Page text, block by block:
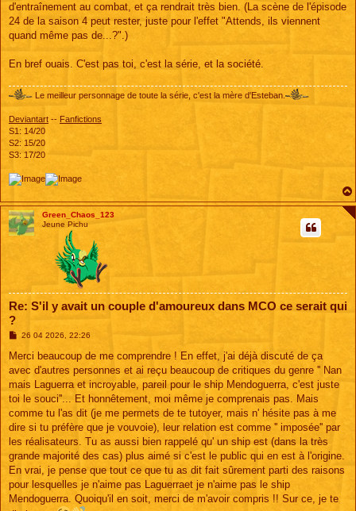
d'entraînement au combat, et ça rendrait très bien. (La scène de l'épisode
24 de la saison 4 peut rester, juste pour l'effet "Attends, ils viennent
quand même pas de...?".)
En bref ouais. C'est pas toi, c'est la série, et la société.
Le meilleur personnage de toute la série, c'est la mère d'Esteban.
Deviantart -- Fanfictions
S1: 14/20
S2: 15/20
S3: 17/20
Green_Chaos_123
Jeune Pichu
Re: S'il y avait un couple d'amoureux dans MCO ce serait qui
?
M
s
a
g
26 04 2026, 22:26
Merci beaucoup de me comprendre ! En effet, j'ai déjà discuté de ça
avec d'autres personnes et ai reçu beaucoup de critiques du genre '' Nan
mais Laguerra et incroyable, pareil pour le ship Mendoguerra, c'est juste
toi le souci''... Et honnêtement, moi même je comprenais pas. Mais
comme tu l'as dit (je me permets de te tutoyer, mais n' hésite pas à me
dire si tu préfère que je vouvoie), leur relation est comme '' imposée'' par
les réalisateurs. Tu as aussi bien rappelé qu' un ship est (dans la très
grande majorité des cas) plus aimé si c'est le public qui en est à l'origine.
En vrai, je pense que tout ce que tu as dit fait sûrement parti des raisons
pour lesquelles je n'aime pas Laguerraet je n'aime pas le ship
Mendoguerra. Quoiqu'il en soit, merci de m'avoir compris !! Sur ce, je te